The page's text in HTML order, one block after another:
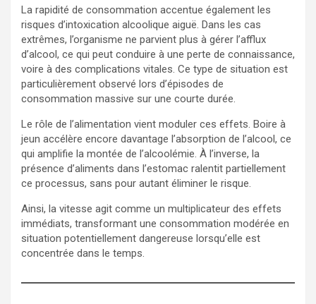
La rapidité de consommation accentue également les
risques d’intoxication alcoolique aiguë. Dans les cas
extrêmes, l’organisme ne parvient plus à gérer l’afflux
d’alcool, ce qui peut conduire à une perte de connaissance,
voire à des complications vitales. Ce type de situation est
particulièrement observé lors d’épisodes de
consommation massive sur une courte durée.
Le rôle de l’alimentation vient moduler ces effets. Boire à
jeun accélère encore davantage l’absorption de l’alcool, ce
qui amplifie la montée de l’alcoolémie. À l’inverse, la
présence d’aliments dans l’estomac ralentit partiellement
ce processus, sans pour autant éliminer le risque.
Ainsi, la vitesse agit comme un multiplicateur des effets
immédiats, transformant une consommation modérée en
situation potentiellement dangereuse lorsqu’elle est
concentrée dans le temps.